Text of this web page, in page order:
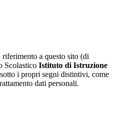
a questo sito (di
Scolastico Istituto di Istruzione
i propri segni distintivi, come
dati personali.